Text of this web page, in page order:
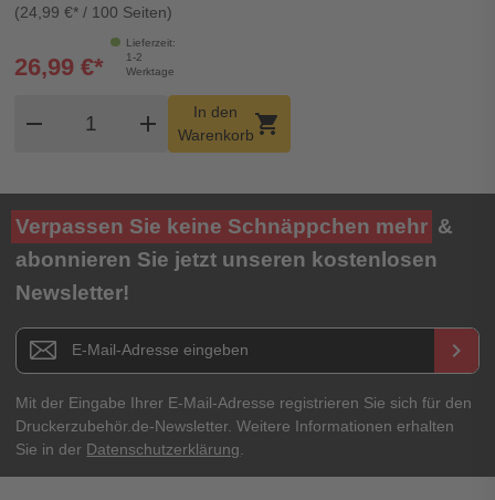
(24,99 €* / 100 Seiten)
Lieferzeit:
1-2
Werktage
26,99 €*
remove
Produkt Warenkorb Menge
add
In den
Warenkorbshopping_cart
Verpassen Sie keine Schnäppchen mehr &
abonnieren Sie jetzt unseren kostenlosen
Newsletter!
Newsletter E-Mail Adresse keyboard_arrow_right
Mit der Eingabe Ihrer E-Mail-Adresse registrieren Sie sich für den
Druckerzubehör.de-Newsletter. Weitere Informationen erhalten
Sie in der Datenschutzerklärung